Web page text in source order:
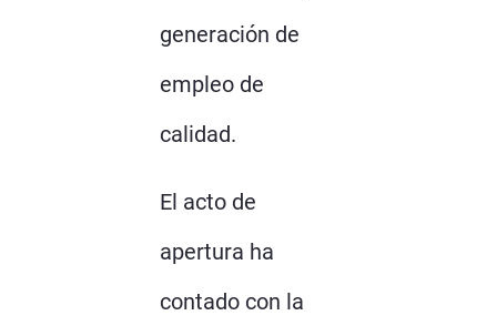
generación de
empleo de
calidad.
El acto de
apertura ha
contado con la